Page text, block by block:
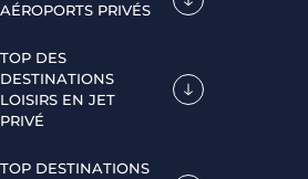
AÉROPORTS PRIVÉS
TOP DES
DESTINATIONS
LOISIRS EN JET
PRIVÉ
TOP DESTINATIONS